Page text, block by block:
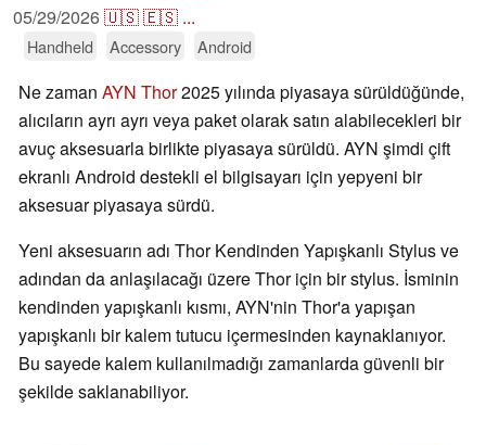
05/29/2026🇺🇸🇪🇸 ...
Handheld Accessory Android
Ne zaman AYN Thor2025 yılında piyasaya sürüldüğünde,
alıcıların ayrı ayrı veya paket olarak satın alabilecekleri bir
avuç aksesuarla birlikte piyasaya sürüldü. AYN şimdi çift
ekranlı Android destekli el bilgisayarı için yepyeni bir
aksesuar piyasaya sürdü.
Yeni aksesuarın adı Thor Kendinden Yapışkanlı Stylus ve
adından da anlaşılacağı üzere Thor için bir stylus. İsminin
kendinden yapışkanlı kısmı, AYN'nin Thor'a yapışan
yapışkanlı bir kalem tutucu içermesinden kaynaklanıyor.
Bu sayede kalem kullanılmadığı zamanlarda güvenli bir
şekilde saklanabiliyor.